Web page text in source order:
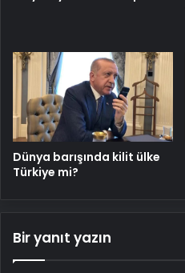
Dünya barışında kilit ülke
Türkiye mi?
Bir yanıt yazın